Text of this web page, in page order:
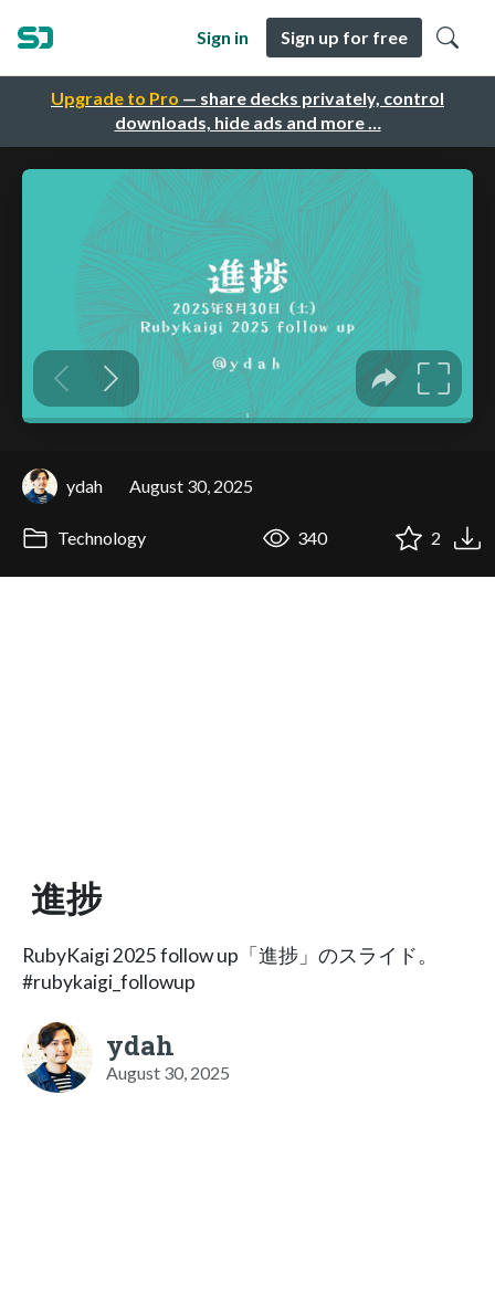
Upgrade to Pro — share decks privately, control
downloads, hide ads and more …
Sign in Sign up for free
ydah August 30, 2025
Technology 340 2
進捗
RubyKaigi 2025 follow up「進捗」のスライド。
#rubykaigi_followup
ydah
August 30, 2025